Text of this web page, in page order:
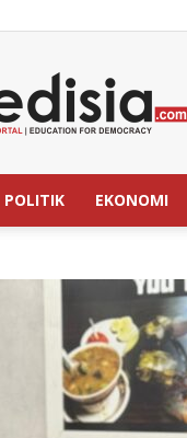
SPEDISIA.com
POLITIK EKONOMI